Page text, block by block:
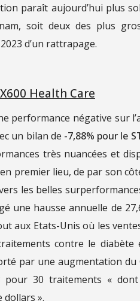
paraît aujourd’hui plus
soit deux des plus
d’un rattrapage.
Health Care
performance négative sur
un bilan de -7,88% pour le
très nuancées et
premier lieu, de par son
les belles
une hausse annuelle de
aux Etats-Unis où les
contre le diabète
par une augmentation du
30 traitements «
dollars ».